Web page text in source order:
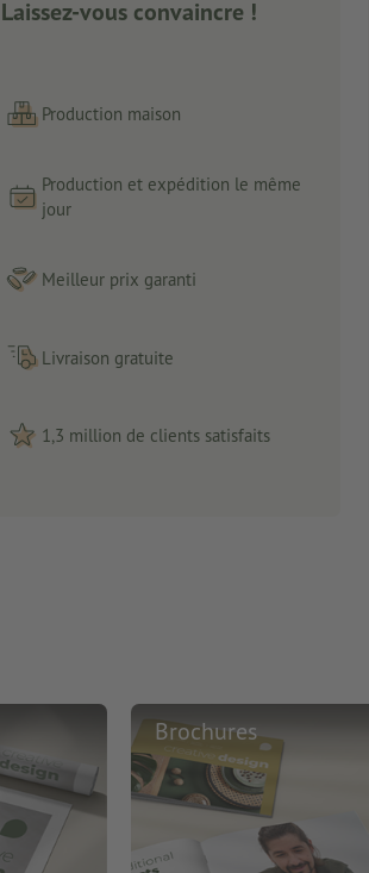
Laissez-vous convaincre !
Production maison
Production et expédition le même
jour
Meilleur prix garanti
Livraison gratuite
1,3 million de clients satisfaits
Brochures